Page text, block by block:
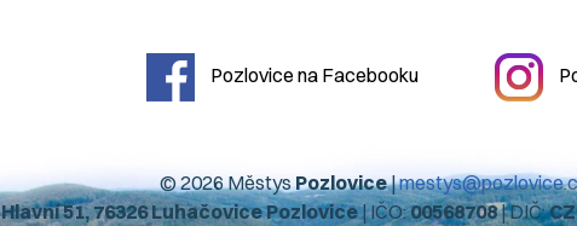
Pozlovice na Facebooku
© 2026 MěstysPozlovice|
Hlavní 51, 76326 Luhačovice Pozlovice| IČO:00568708| DIČ: